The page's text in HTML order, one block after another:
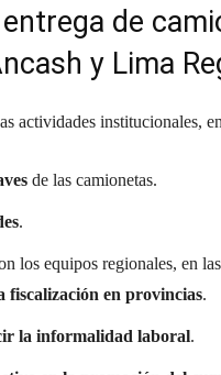
de
y Lima
actividades institucionales,
de las camionetas.
.
los equipos regionales, en
fiscalización en provincias.
la informalidad laboral.